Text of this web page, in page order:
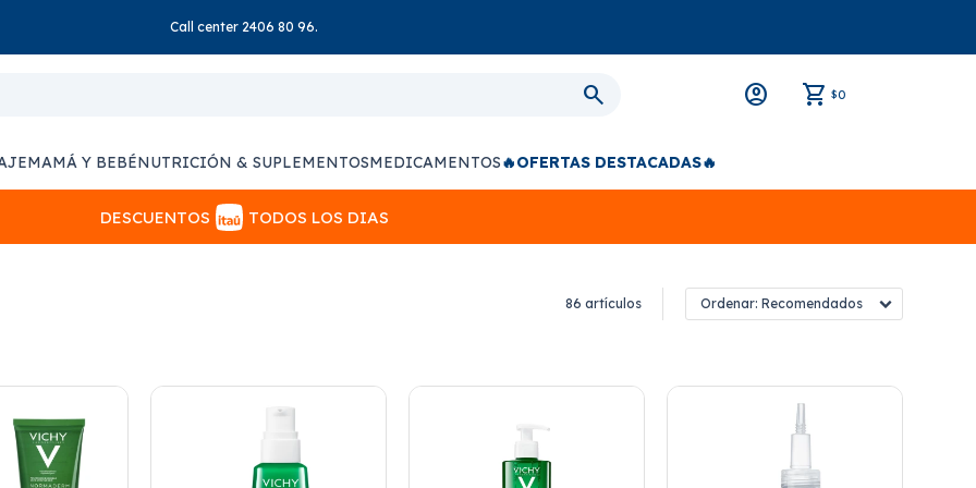
Call center 2406 80 96.
$0
MAMÁ Y BEBÉNUTRICIÓN & SUPLEMENTOSMEDICAMENTOS🔥OFERTAS DESTACADAS🔥
DESCUENTOS TODOS LOS DIAS
86 artículos Recomendados